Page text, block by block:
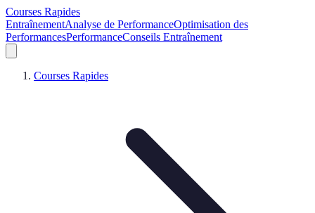
Courses Rapides
EntraînementAnalyse de PerformanceOptimisation des
PerformancesPerformanceConseils Entraînement
Courses Rapides